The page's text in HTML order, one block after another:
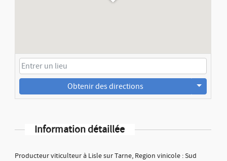
Obtenir des directions
Information détaillée
Producteur viticulteur à Lisle sur Tarne, Region vinicole : Sud